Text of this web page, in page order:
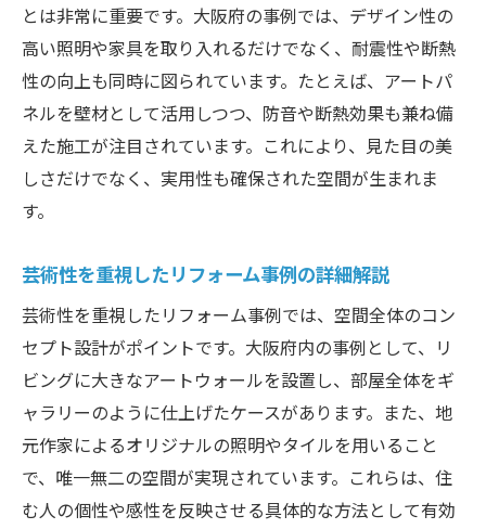
とは非常に重要です。大阪府の事例では、デザイン性の
高い照明や家具を取り入れるだけでなく、耐震性や断熱
性の向上も同時に図られています。たとえば、アートパ
ネルを壁材として活用しつつ、防音や断熱効果も兼ね備
えた施工が注目されています。これにより、見た目の美
しさだけでなく、実用性も確保された空間が生まれま
す。
芸術性を重視したリフォーム事例の詳細解説
芸術性を重視したリフォーム事例では、空間全体のコン
セプト設計がポイントです。大阪府内の事例として、リ
ビングに大きなアートウォールを設置し、部屋全体をギ
ャラリーのように仕上げたケースがあります。また、地
元作家によるオリジナルの照明やタイルを用いること
で、唯一無二の空間が実現されています。これらは、住
む人の個性や感性を反映させる具体的な方法として有効